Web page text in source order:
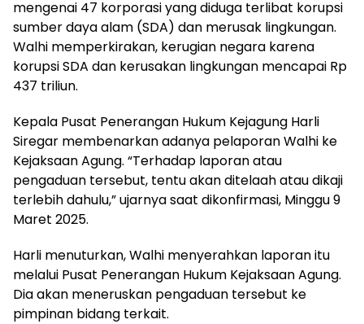
mengenai 47 korporasi yang diduga terlibat korupsi
sumber daya alam (SDA) dan merusak lingkungan.
Walhi memperkirakan, kerugian negara karena
korupsi SDA dan kerusakan lingkungan mencapai Rp
437 triliun.
Kepala Pusat Penerangan Hukum Kejagung Harli
Siregar membenarkan adanya pelaporan Walhi ke
Kejaksaan Agung. “Terhadap laporan atau
pengaduan tersebut, tentu akan ditelaah atau dikaji
terlebih dahulu,” ujarnya saat dikonfirmasi, Minggu 9
Maret 2025.
Harli menuturkan, Walhi menyerahkan laporan itu
melalui Pusat Penerangan Hukum Kejaksaan Agung.
Dia akan meneruskan pengaduan tersebut ke
pimpinan bidang terkait.